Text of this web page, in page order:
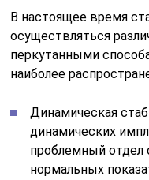
В настоящее время
осуществляться
перкутанными
наиболее
Динамическая
динамических
проблемный отдел
нормальных